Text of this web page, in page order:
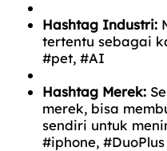
Hashtag Industri:
tertentu sebagai
#pet, #AI
Hashtag Merek:
merek, bisa
sendiri untuk
#iphone, #DuoPlus